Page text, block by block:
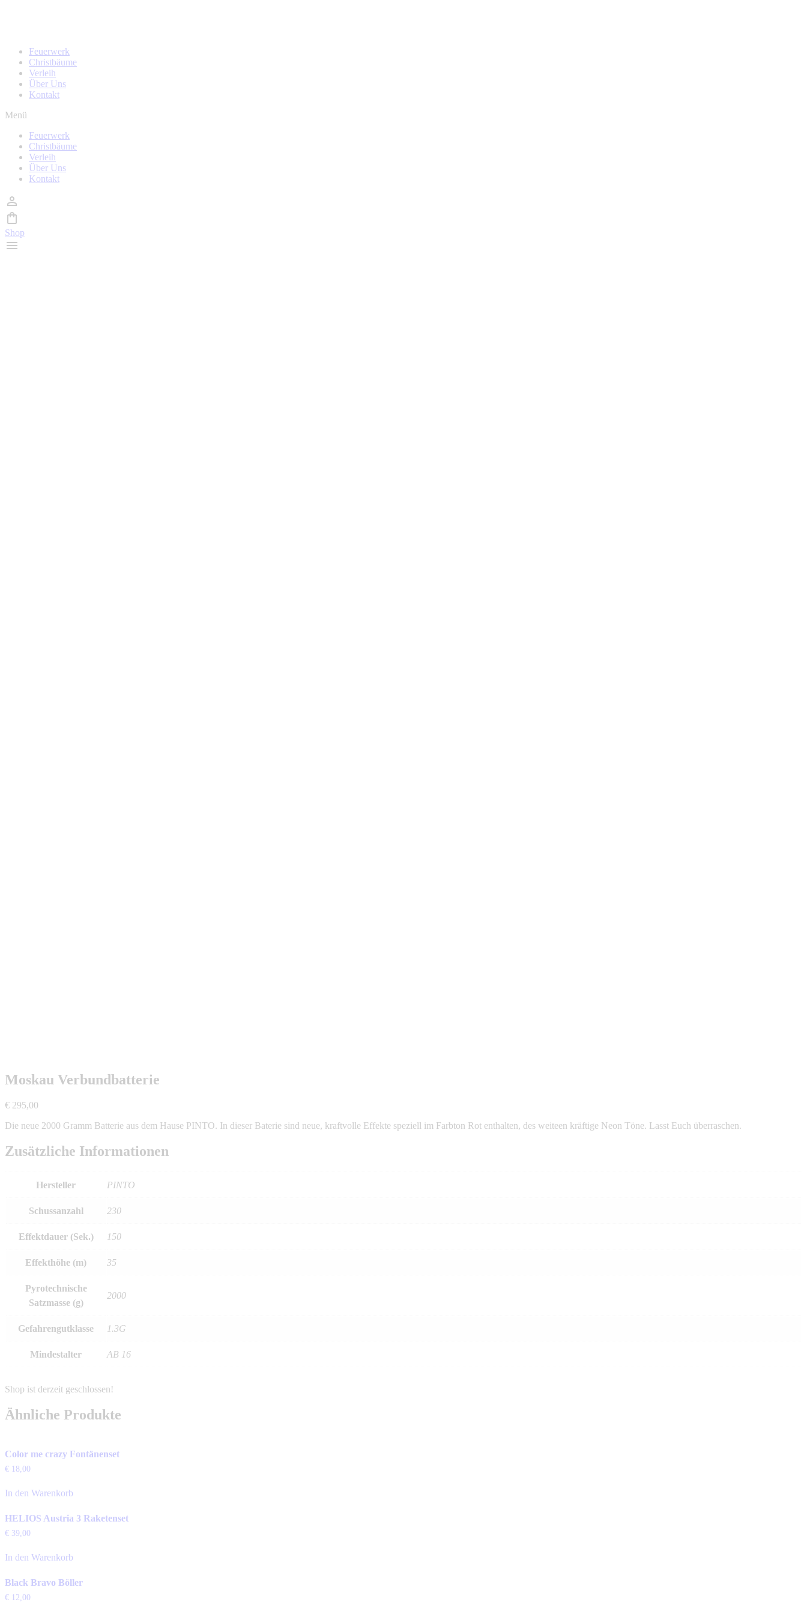
Feuerwerk
Christbäume
Verleih
Über Uns
Kontakt
Menü
Feuerwerk
Christbäume
Verleih
Über Uns
Kontakt
Shop
Moskau Verbundbatterie
€ 295,00
Die neue 2000 Gramm Batterie aus dem Hause PINTO. In dieser Baterie sind neue, kraftvolle Effekte speziell im Farbton Rot enthalten, des weiteen kräftige Neon Töne. Lasst Euch überraschen.
Zusätzliche Informationen
Hersteller PINTO
Schussanzahl 230
Effektdauer (Sek.) 150
Effekthöhe (m) 35
Pyrotechnische
Satzmasse (g)
2000
Gefahrengutklasse 1.3G
Mindestalter AB 16
Ähnliche Produkte
Color me crazy Fontänenset
€ 18,00
In den Warenkorb
HELIOS Austria 3 Raketenset
€ 39,00
In den Warenkorb
Black Bravo Böller
€ 12,00